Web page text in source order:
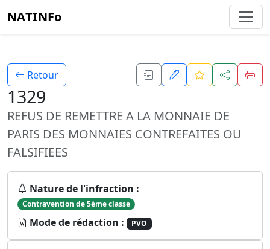
NATINFo
Retour
1329
REFUS DE REMETTRE A LA MONNAIE DE
PARIS DES MONNAIES CONTREFAITES OU
FALSIFIEES
Nature de l'infraction :
Contravention de 5ème classe
Mode de rédaction : PVO